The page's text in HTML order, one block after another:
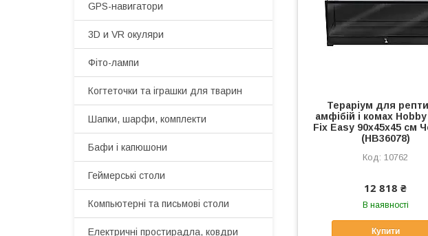
Тераріум для
амфібій і комах
Fix Easy 90x45x45 см
(HB36078)
10762
12 818 ₴
В наявності
Купити
GPS-навигатори
3D и VR окуляри
Фіто-лампи
Когтеточки та іграшки для тварин
Шапки, шарфи, комплекти
Бафи і капюшони
Геймерські столи
Компьютерні та письмові столи
Електричні простирадла, ковдри